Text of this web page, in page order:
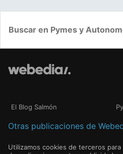
El Blog Salmón
Otras publicaciones de
Utilizamos cookies de terceros